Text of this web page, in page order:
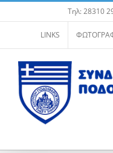
στο
περιεχόμενο
Τηλ: 28310
LINKS